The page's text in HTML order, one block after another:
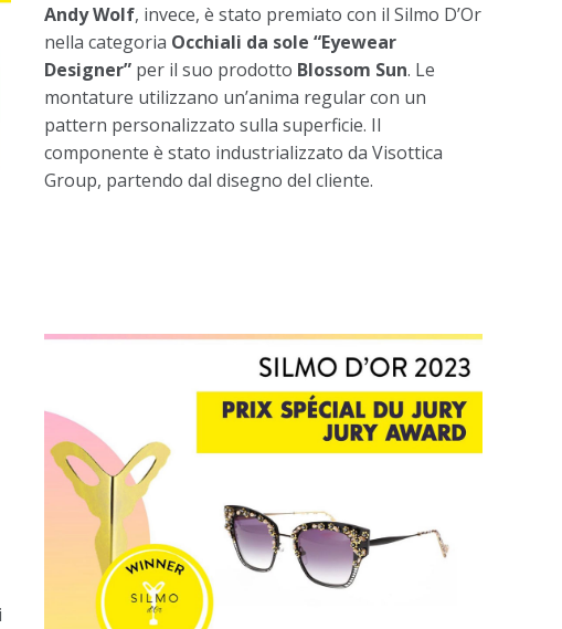
Andy Wolf, invece, è stato premiato con il Silmo D’Or
nella categoria Occhiali da sole “Eyewear
Designer”per il suo prodotto Blossom Sun. Le
montature utilizzano un’anima regular con un
pattern personalizzato sulla superficie. Il
componente è stato industrializzato da Visottica
Group, partendo dal disegno del cliente.